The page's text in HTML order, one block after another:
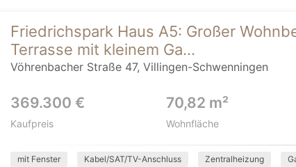
Friedrichspark Haus A5: Großer
Terrasse mit kleinem Ga...
Vöhrenbacher Straße 47, Villingen-Schwenningen
369.300 €
Kaufpreis
70,82 m²
Wohnfläche
mit Fenster Kabel/SAT/TV-Anschluss Zentralheizung